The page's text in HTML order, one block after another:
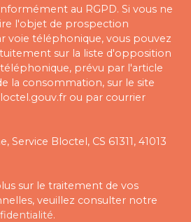
au RGPD. Si vous ne
l'objet de prospection
voie téléphonique, vous pouvez
sur la liste d'opposition
prévu par l'article
la consommation, sur le site
ou par courrier
Service Bloctel, CS 61311, 41013
sur le traitement de vos
veuillez consulter notre
.